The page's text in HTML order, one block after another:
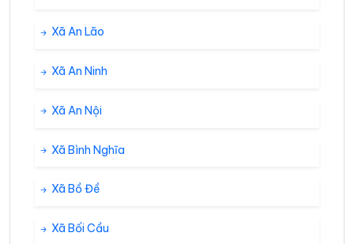
Xã An Lão
Xã An Ninh
Xã An Nội
Xã Bình Nghĩa
Xã Bồ Đề
Xã Bối Cầu